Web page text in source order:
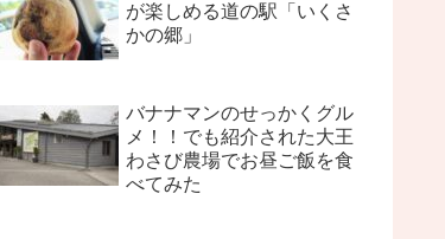
が楽しめる道の駅「いくさ
かの郷」
バナナマンのせっかくグル
メ！！でも紹介された大王
わさび農場でお昼ご飯を食
べてみた